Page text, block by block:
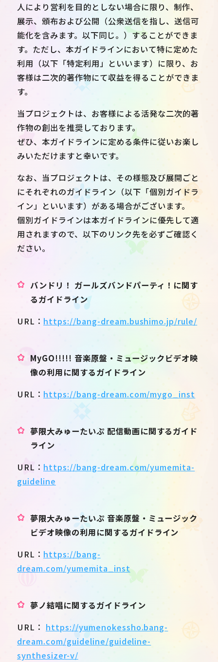
人により営利を目的としない場合に限り、制作、
展示、頒布および公開（公衆送信を指し、送信可
能化を含みます。以下同じ。）することができま
す。ただし、本ガイドラインにおいて特に定めた
利用（以下「特定利用」といいます）に限り、お
客様は二次的著作物にて収益を得ることができま
す。
当プロジェクトは、お客様による活発な二次的著
作物の創出を推奨しております。
ぜひ、本ガイドラインに定める条件に従いお楽し
みいただけますと幸いです。
なお、当プロジェクトは、その様態及び展開ごと
にそれぞれのガイドライン（以下「個別ガイドラ
イン」といいます）がある場合がございます。
個別ガイドラインは本ガイドラインに優先して適
用されますので、以下のリンク先を必ずご確認く
ださい。
バンドリ！ ガールズバンドパーティ！に関す
るガイドライン
URL： https://bang-dream.bushimo.jp/rule/
MyGO!!!!! 音楽原盤・ミュージックビデオ映
像の利用に関するガイドライン
URL： https://bang-dream.com/mygo_inst
夢限大みゅーたいぷ 配信動画に関するガイド
ライン
URL： https://bang-dream.com/yumemita-
guideline
夢限大みゅーたいぷ 音楽原盤・ミュージック
ビデオ映像の利用に関するガイドライン
URL： https://bang-
dream.com/yumemita_inst
夢ノ結唱に関するガイドライン
URL： https://yumenokessho.bang-
dream.com/guideline/guideline-
synthesizer-v/